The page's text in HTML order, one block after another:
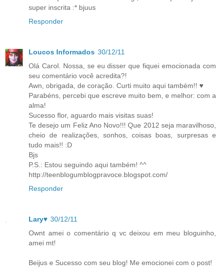
super inscrita :* bjuus
Responder
Loucos Informados 30/12/11
Olá Carol. Nossa, se eu disser que fiquei emocionada com
seu comentário você acredita?!
Awn, obrigada, de coração. Curti muito aqui também!! ♥
Parabéns, percebi que escreve muito bem, e melhor: com a
alma!
Sucesso flor, aguardo mais visitas suas!
Te desejo um Feliz Ano Novo!!! Que 2012 seja maravilhoso,
cheio de realizações, sonhos, coisas boas, surpresas e
tudo mais!! :D
Bjs
P.S.: Estou seguindo aqui também! ^^
http://teenblogumblogpravoce.blogspot.com/
Responder
Lary♥ 30/12/11
Ownt amei o comentário q vc deixou em meu bloguinho,
amei mt!
Beijus e Sucesso com seu blog! Me emocionei com o post!